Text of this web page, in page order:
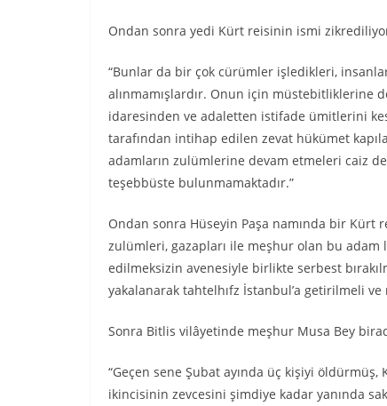
Ondan sonra yedi Kürt reisinin ismi
“Bunlar da bir çok cürümler işledikleri,
alınmamışlardır. Onun için müstebitliklerine
idaresinden ve adaletten istifade ümitlerini
tarafından intihap edilen zevat hükümet
adamların zulümlerine devam etmeleri caiz
teşebbüste bulunmamaktadır.”
Ondan sonra Hüseyin Paşa namında bir
zulümleri, gazapları ile meşhur olan bu
edilmeksizin avenesiyle birlikte serbest
yakalanarak tahtelhıfz İstanbul’a getirilmeli ve
Sonra Bitlis vilâyetinde meşhur Musa Bey
“Geçen sene Şubat ayında üç kişiyi
ikincisinin zevcesini şimdiye kadar yanında